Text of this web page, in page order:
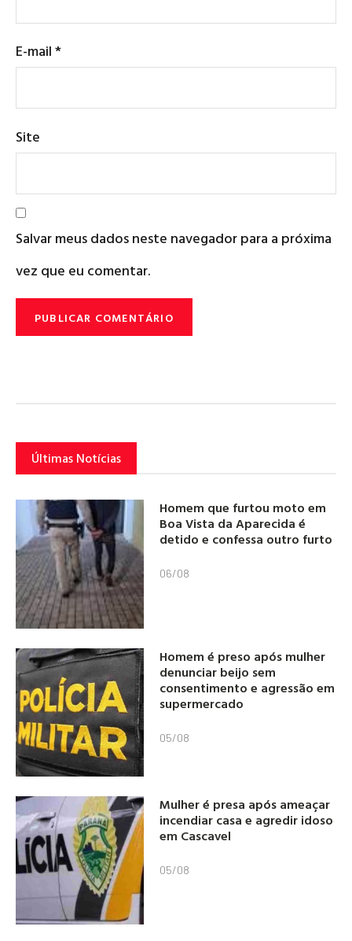
E-mail*
Site
Salvar meus dados neste navegador para a próxima
vez que eu comentar.
Últimas Notícias
Homem que furtou moto em
Boa Vista da Aparecida é
detido e confessa outro furto
06/08
Homem é preso após mulher
denunciar beijo sem
consentimento e agressão em
supermercado
05/08
Mulher é presa após ameaçar
incendiar casa e agredir idoso
em Cascavel
05/08